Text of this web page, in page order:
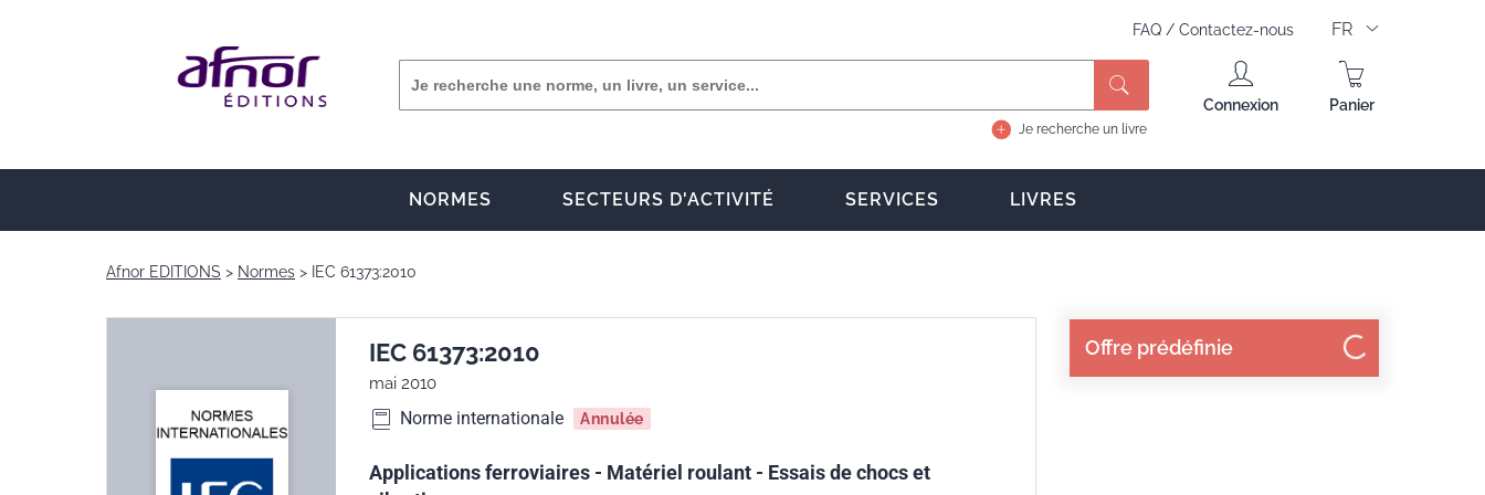
FAQ / Contactez-nous FR
Je recherche un livre
Connexion Panier
NORMES SECTEURS D'ACTIVITÉ SERVICES LIVRES
Afnor EDITIONS Normes IEC 61373:2010
Offre prédéfinie
IEC 61373:2010
mai 2010
Norme internationale Annulée
Applications ferroviaires - Matériel roulant - Essais de chocs et